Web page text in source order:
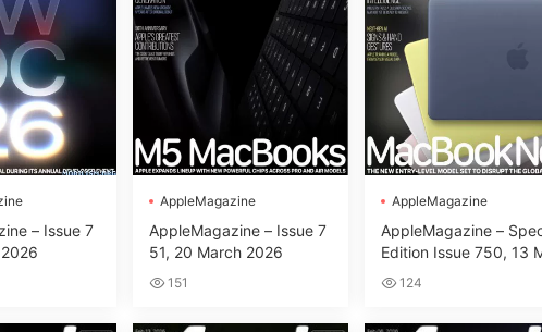
– Issue 7
AppleMagazine
AppleMagazine – Issue 7
51, 20 March 2026
151
AppleMagazine
AppleMagazine –
Edition Issue 750, 13
ch 2026
124